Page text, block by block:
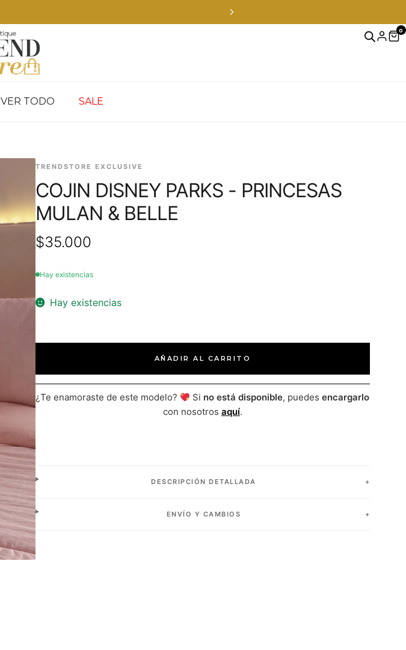
0
VER TODO SALE
TRENDSTORE EXCLUSIVE
COJIN DISNEY PARKS - PRINCESAS
MULAN & BELLE
$35.000
Hay existencias
Hay existencias
AÑADIR AL CARRITO
¿Te enamoraste de este modelo? Si no está disponible, puedesencargarlo
con nosotros aquí.
DESCRIPCIÓN DETALLADA
ENVÍO Y CAMBIOS